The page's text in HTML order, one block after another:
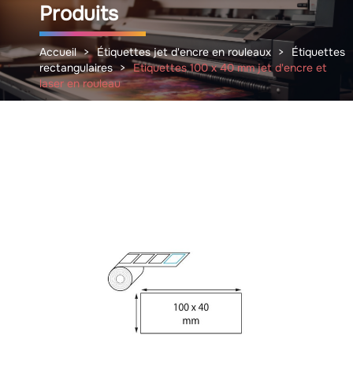
Produits
Accueil Étiquettes jet d'encre en rouleaux
Étiquettes
rectangulaires
Etiquettes 100 x 40 mm jet d'encre et
laser en rouleau